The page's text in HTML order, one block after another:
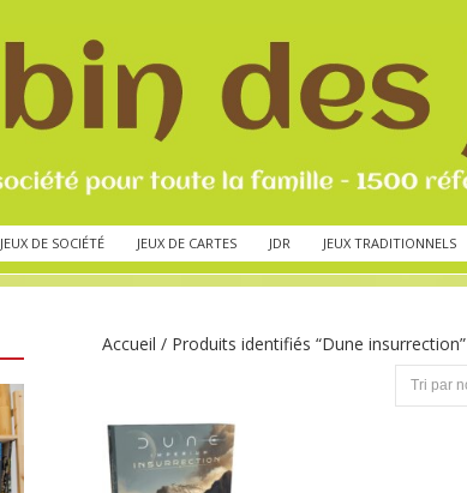
JEUX DE SOCIÉTÉ JEUX DE CARTES JDR JEUX TRADITIONNELS
Accueil / Produits identifiés “Dune insurrection”